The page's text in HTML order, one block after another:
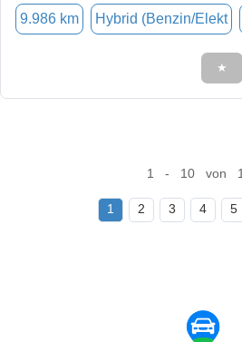
9.986 km Hybrid (Benzin/Elekt
★
1 - 10 von
1 2 3 4 5